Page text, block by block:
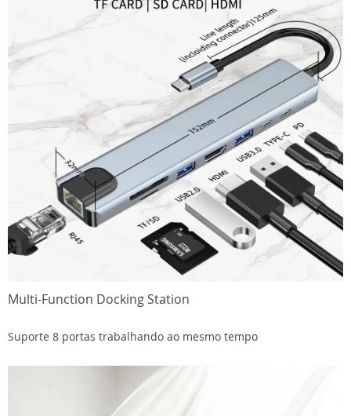
Multi-Function Docking Station
Suporte 8 portas trabalhando ao mesmo tempo